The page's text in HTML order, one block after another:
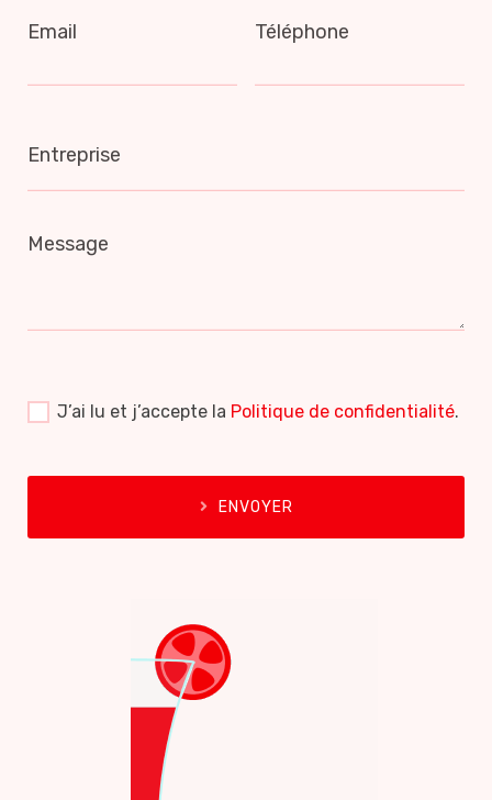
Email Téléphone
Entreprise
Message
J’ai lu et j’accepte la Politique de confidentialité.
ENVOYER